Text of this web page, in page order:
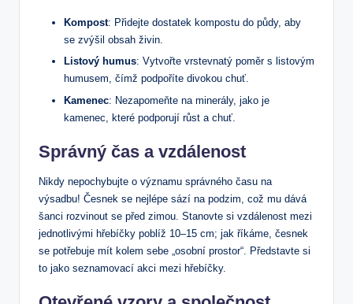
Kompost: Přidejte dostatek kompostu do půdy, aby
se zvýšil obsah živin.
Listový humus: Vytvořte vrstevnatý poměr s listovým
humusem, čímž podpoříte divokou chuť.
Kamenec: Nezapomeňte na minerály, jako je
kamenec, které podporují růst a chuť.
Správný čas a vzdálenost
Nikdy nepochybujte o významu správného času na
výsadbu! Česnek se nejlépe sází na podzim, což mu dává
šanci rozvinout se před zimou. Stanovte si vzdálenost mezi
jednotlivými hřebíčky poblíž 10–15 cm; jak říkáme, česnek
se potřebuje mít kolem sebe „osobní prostor“. Představte si
to jako seznamovací akci mezi hřebíčky.